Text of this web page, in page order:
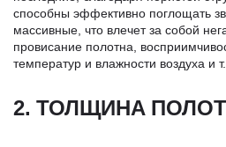
способны эффективно поглощать
массивные, что влечет за собой
провисание полотна,
температур и влажности воздуха и
2. ТОЛЩИНА